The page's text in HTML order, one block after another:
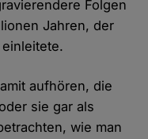
Folgen
Jahren, der
aufhören, die
sie gar als
wie man